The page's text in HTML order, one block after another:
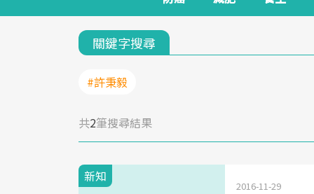
關鍵字搜尋
#許秉毅
共2筆搜尋結果
新知
2016-11-29